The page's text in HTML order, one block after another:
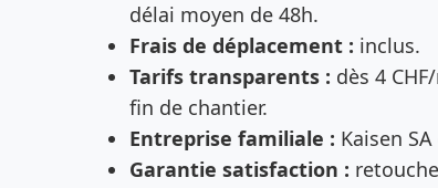
délai moyen de 48h.
Frais de déplacement : inclus.
Tarifs transparents : dès 4
fin de chantier.
Entreprise familiale : Kaisen
Garantie satisfaction :